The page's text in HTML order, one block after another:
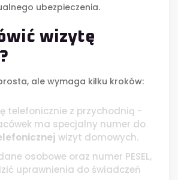
ubezpieczenia.
wizytę
ale wymaga kilku kroków:
telefonicznie z przychodnią -
ma specjalny numer do
wizyt domowych.
osobowe oraz numer PESEL,
uprawnienia do świadczeń